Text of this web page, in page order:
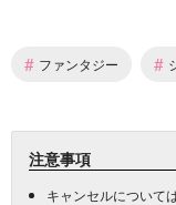
# ファンタジー #
注意事項
キャンセルについて